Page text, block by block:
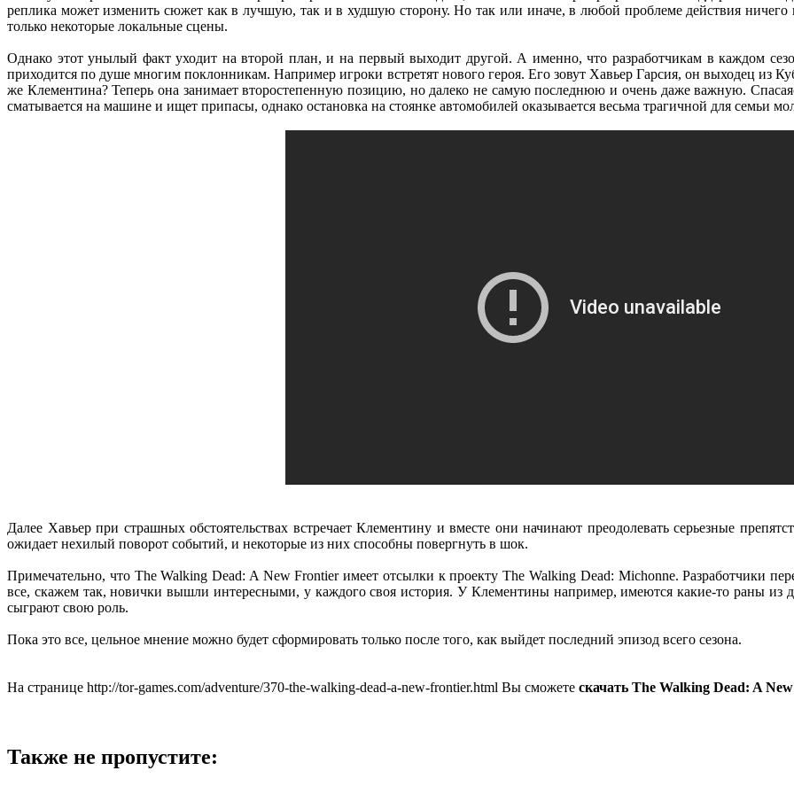
реплика может изменить сюжет как в лучшую, так и в худшую сторону. Но так или иначе, в любой проблеме действия ничего
только некоторые локальные сцены.
Однако этот унылый факт уходит на второй план, и на первый выходит другой. А именно, что разработчикам в каждом
приходится по душе многим поклонникам. Например игроки встретят нового героя. Его зовут Хавьер Гарсия, он выходец из
же Клементина? Теперь она занимает второстепенную позицию, но далеко не самую последнюю и очень даже важную.
сматывается на машине и ищет припасы, однако остановка на стоянке автомобилей оказывается весьма трагичной для семьи
Далее Хавьер при страшных обстоятельствах встречает Клементину и вместе они начинают преодолевать серьезные
ожидает нехилый поворот событий, и некоторые из них способны повергнуть в шок.
Примечательно, что The Walking Dead: A New Frontier имеет отсылки к проекту The Walking Dead: Michonne. Разработчики
все, скажем так, новички вышли интересными, у каждого своя история. У Клементины например, имеются какие-то раны из
сыграют свою роль.
Пока это все, цельное мнение можно будет сформировать только после того, как выйдет последний эпизод всего сезона.
На странице http://tor-games.com/adventure/370-the-walking-dead-a-new-frontier.html Вы сможете скачать The Walking Dead: A
Также не пропустите: